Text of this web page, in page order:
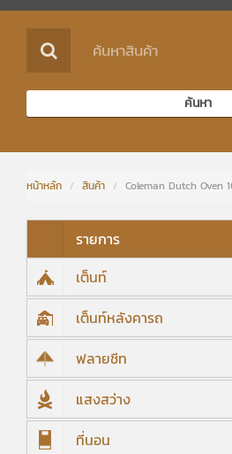
ค้นหา
หน้าหลัก / สินค้า / Coleman Dutch Oven
รายการ
เต็นท์
เต็นท์หลังคารถ
ฟลายชีท
แสงสว่าง
ที่นอน